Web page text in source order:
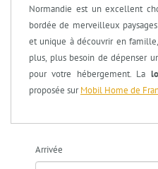
Normandie est un excellent
bordée de merveilleux
et unique à découvrir en
plus, plus besoin de dépenser
pour votre hébergement. La
proposée surMobil Home de
Arrivée